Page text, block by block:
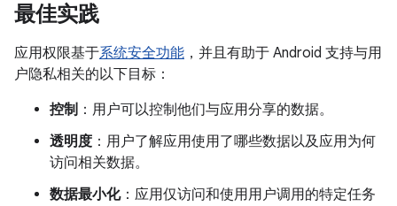
最佳实践
应用权限基于系统安全功能 ，并且有助于 Android 支持与用
户隐私相关的以下目标：
控制 ：用户可以控制他们与应用分享的数据。
透明度 ：用户了解应用使用了哪些数据以及应用为何
访问相关数据。
数据最小化：应用仅访问和使用用户调用的特定任务